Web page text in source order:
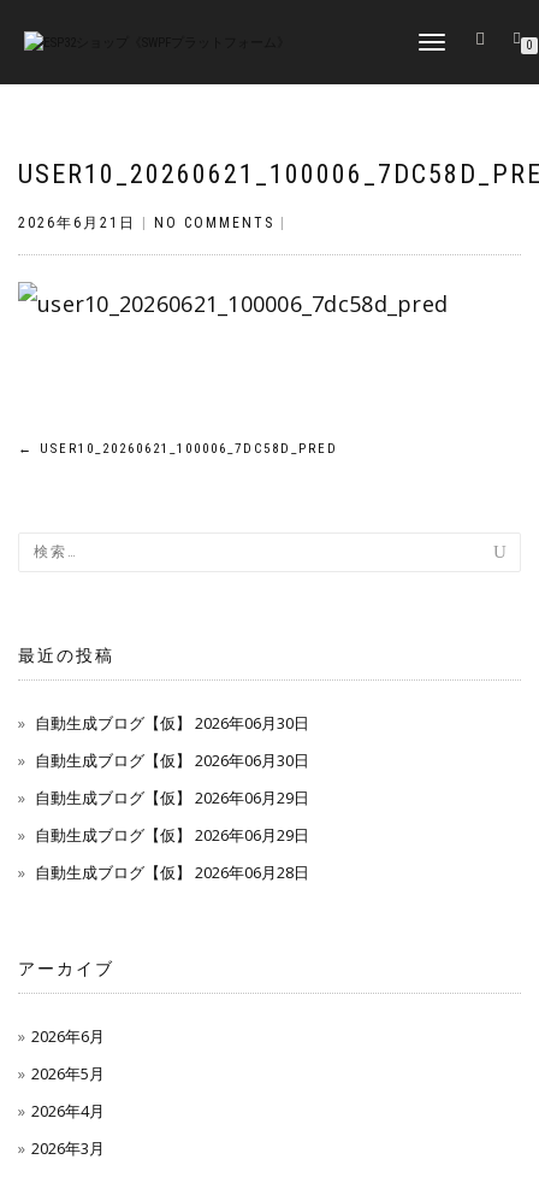
TOGGLE
0
2026年6月21日 NO COMMENTS
投
ナ
ゲ
ー
シ
ョ
ン
← USER10_20260621_100006_7DC58D_PRED
最近の投稿
自動生成ブログ【仮】 2026年06月30日
自動生成ブログ【仮】 2026年06月30日
自動生成ブログ【仮】 2026年06月29日
自動生成ブログ【仮】 2026年06月29日
自動生成ブログ【仮】 2026年06月28日
アーカイブ
2026年6月
2026年5月
2026年4月
2026年3月